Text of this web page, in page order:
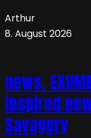
Arthur
8. August 2026
news.
inspired
Savagery